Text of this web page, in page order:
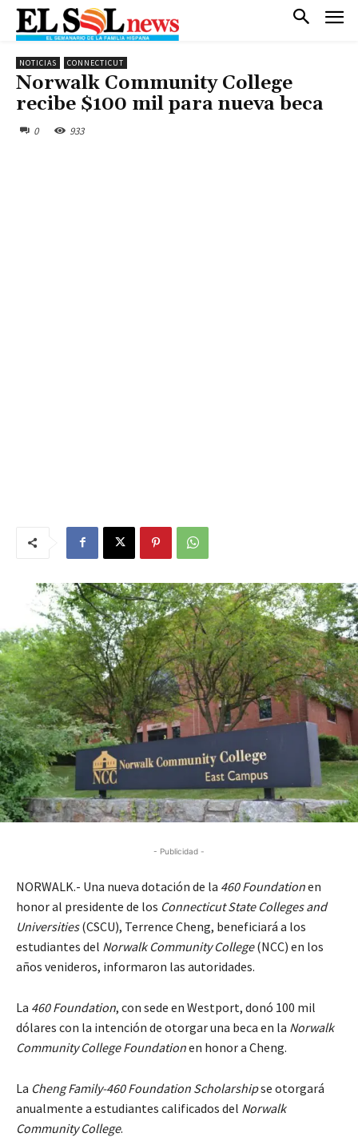
NOTICIAS CONNECTICUT
Norwalk Community College
recibe $100 mil para nueva beca
0 933
- Publicidad -
NORWALK.- Una nueva dotación de la 460 Foundationen
honor al presidente de los Connecticut State Colleges and
Universities(CSCU), Terrence Cheng, beneficiará a los
estudiantes del Norwalk Community College(NCC) en los
años venideros, informaron las autoridades.
La 460 Foundation, con sede en Westport, donó 100 mil
dólares con la intención de otorgar una beca en la Norwalk
Community College Foundationen honor a Cheng.
La Cheng Family-460 Foundation Scholarshipse otorgará
anualmente a estudiantes calificados del Norwalk
Community College.